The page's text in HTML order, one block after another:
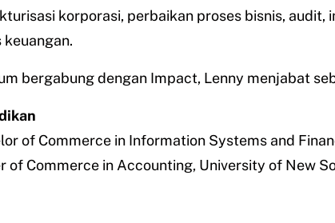
korporasi, perbaikan proses bisnis, audit,
bergabung dengan Impact, Lenny menjabat
of Commerce in Information Systems and
of Commerce in Accounting, University of New